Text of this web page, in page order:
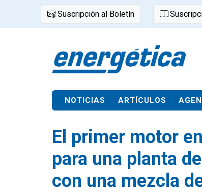
Suscripción al Boletín
NOTICIAS ARTÍCULOS
El primer motor
para una planta
con una mezcla